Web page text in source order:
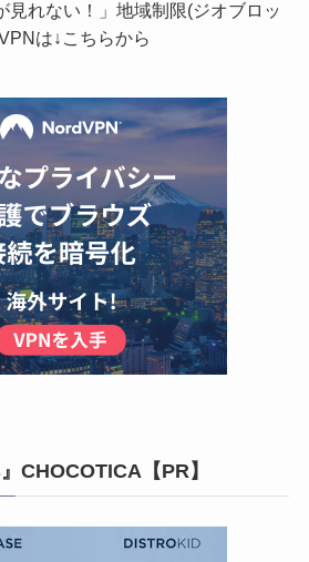
れない！」地域制限(ジオブロッ
は↓こちらから
CHOCOTICA【PR】